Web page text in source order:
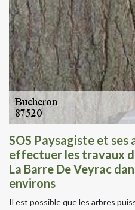
SOS Paysagiste et
effectuer les travaux
La Barre De Veyrac
environs
Il est possible que les arbres